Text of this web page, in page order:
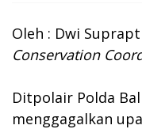
Oleh : Dwi
Conservation
Ditpolair Polda
menggagalkan